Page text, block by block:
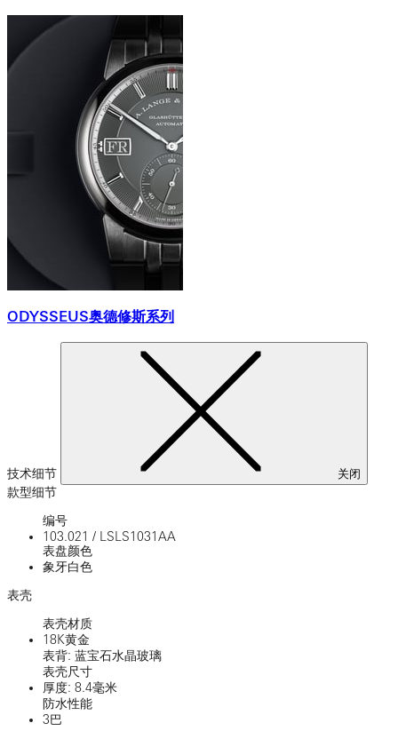
ODYSSEUS奥德修斯系列
技术细节 关闭
款型细节
编号
103.021 / LSLS1031AA
表盘颜色
象牙白色
表壳
表壳材质
18K黄金
表背: 蓝宝石水晶玻璃
表壳尺寸
厚度: 8.4毫米
防水性能
3巴